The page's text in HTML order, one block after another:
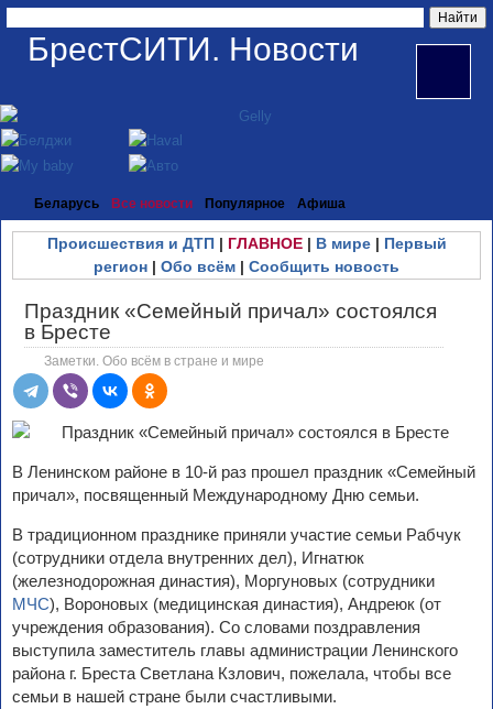
БрестСИТИ. Новости
Беларусь Все новости Популярное Афиша
Происшествия и ДТП| ГЛАВНОЕ| В мире| Первый
регион | Обо всём | Сообщить новость
Праздник «Семейный причал» состоялся
в Бресте
Заметки. Обо всём в стране и мире
В Ленинском районе в 10-й раз прошел праздник «Семейный
причал», посвященный Международному Дню семьи.
В традиционном празднике приняли участие семьи Рабчук
(сотрудники отдела внутренних дел), Игнатюк
(железнодорожная династия), Моргуновых (сотрудники
МЧС), Вороновых (медицинская династия), Андреюк (от
учреждения образования). Со словами поздравления
выступила заместитель главы администрации Ленинского
района г. Бреста Светлана Кзлович, пожелала, чтобы все
семьи в нашей стране были счастливыми.